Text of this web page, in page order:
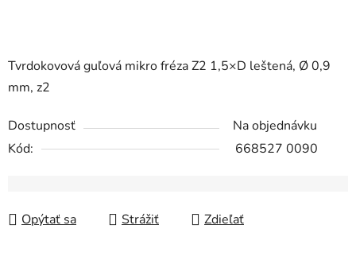
Tvrdokovová guľová mikro fréza Z2 1,5×D leštená, Ø 0,9
mm, z2
Dostupnosť
Na objednávku
Kód:
668527 0090
Opýtať sa Strážiť Zdieľať